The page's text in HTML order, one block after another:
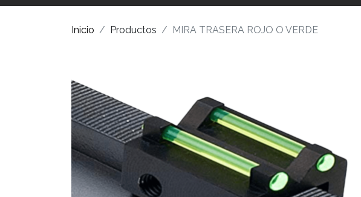
Inicio Productos MIRA TRASERA ROJO O VERDE